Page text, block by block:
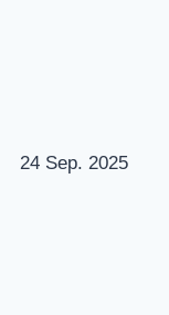
24 Sep. 2025